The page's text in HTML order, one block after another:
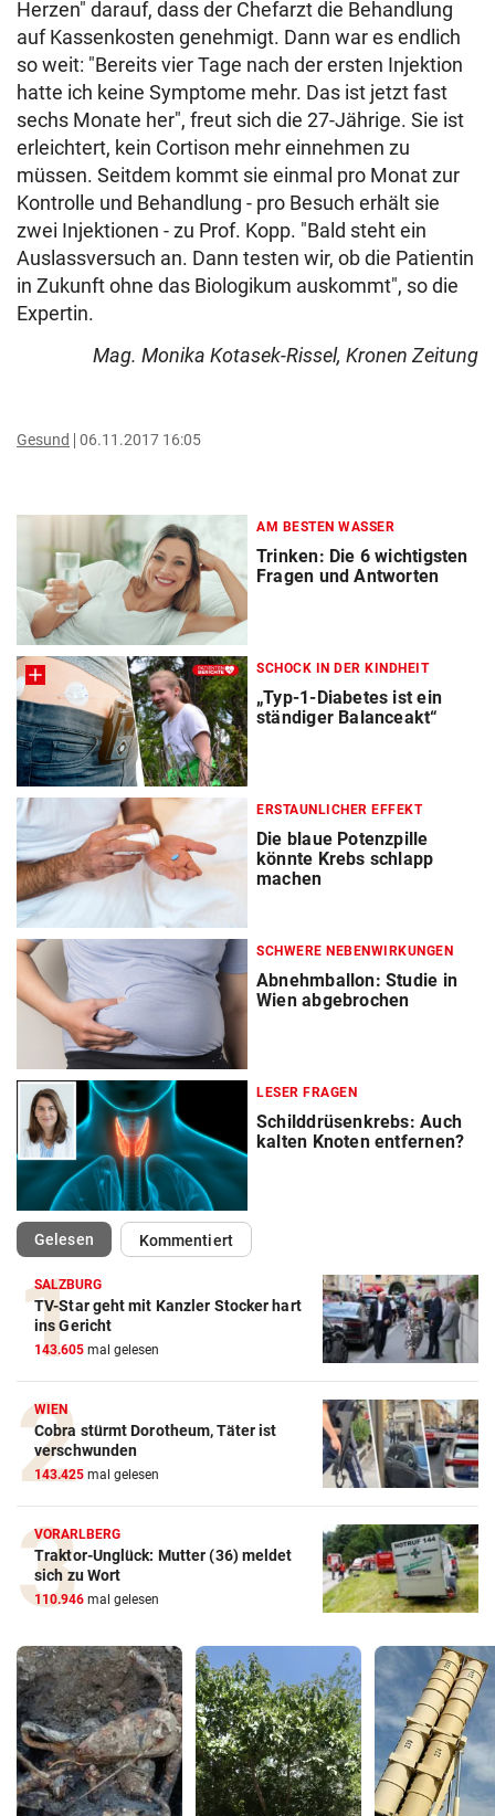
Herzen" darauf, dass der Chefarzt die Behandlung
auf Kassenkosten genehmigt. Dann war es endlich
so weit: "Bereits vier Tage nach der ersten Injektion
hatte ich keine Symptome mehr. Das ist jetzt fast
sechs Monate her", freut sich die 27-Jährige. Sie ist
erleichtert, kein Cortison mehr einnehmen zu
müssen. Seitdem kommt sie einmal pro Monat zur
Kontrolle und Behandlung - pro Besuch erhält sie
zwei Injektionen - zu Prof. Kopp. "Bald steht ein
Auslassversuch an. Dann testen wir, ob die Patientin
in Zukunft ohne das Biologikum auskommt", so die
Expertin.
Mag. Monika Kotasek-Rissel, Kronen Zeitung
Gesund 06.11.2017 16:05
AM BESTEN WASSER
Trinken: Die 6 wichtigsten
Fragen und Antworten
SCHOCK IN DER KINDHEIT
„Typ-1-Diabetes ist ein
ständiger Balanceakt“
ERSTAUNLICHER EFFEKT
Die blaue Potenzpille
könnte Krebs schlapp
machen
SCHWERE NEBENWIRKUNGEN
Abnehmballon: Studie in
Wien abgebrochen
LESER FRAGEN
Schilddrüsenkrebs: Auch
kalten Knoten entfernen?
Gelesen(ausgewählt)Kommentiert
SALZBURG
TV-Star geht mit Kanzler Stocker hart
ins Gericht
143.605 mal gelesen
WIEN
Cobra stürmt Dorotheum, Täter ist
verschwunden
143.425 mal gelesen
VORARLBERG
Traktor-Unglück: Mutter (36) meldet
sich zu Wort
110.946 mal gelesen